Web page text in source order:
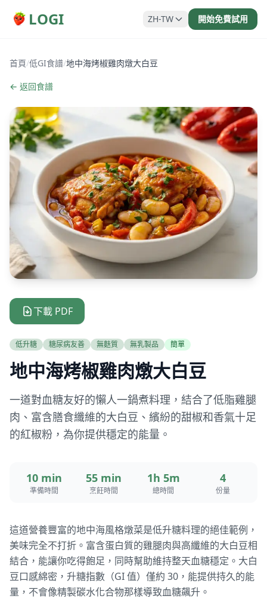
LOGI ZH-TW 開始免費試用
首頁/低GI食譜/地中海烤椒雞肉燉大白豆
← 返回食譜
下載 PDF
低升糖 糖尿病友善 無麩質 無乳製品 簡單
地中海烤椒雞肉燉大白豆
一道對血糖友好的懶人一鍋煮料理，結合了低脂雞腿
肉、富含膳食纖維的大白豆、繽紛的甜椒和香氣十足
的紅椒粉，為你提供穩定的能量。
10 min
準備時間
55 min
烹飪時間
1h 5m
總時間
4
份量
這道營養豐富的地中海風格燉菜是低升糖料理的絕佳範例，
美味完全不打折。富含蛋白質的雞腿肉與高纖維的大白豆相
結合，能讓你吃得飽足，同時幫助維持整天血糖穩定。大白
豆口感綿密，升糖指數（GI 值）僅約 30，能提供持久的能
量，不會像精製碳水化合物那樣導致血糖飆升。